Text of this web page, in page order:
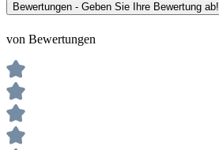
Bewertungen - Geben Sie Ihre Bewertung ab!
von Bewertungen